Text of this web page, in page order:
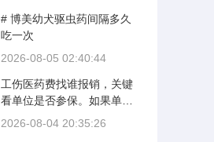
况和路况的双重陌生。磨合
期内，发动机转速控制在200
0到3000转之间，时速尽量
机的保守，而是活塞和气缸
壁需要时间完成精细贴合。
多数车型说明书里都写了前1
# 博美幼犬驱虫药间隔多久
吃一次
2026-08-05 02:40:44
工伤医药费找谁报销，关键
看单位是否参保。如果单位
给你交了工伤保险，费用由
2026-08-04 20:35:26